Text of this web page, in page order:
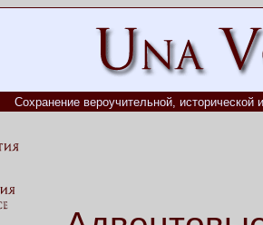
Сохранение вероучительной, исторической